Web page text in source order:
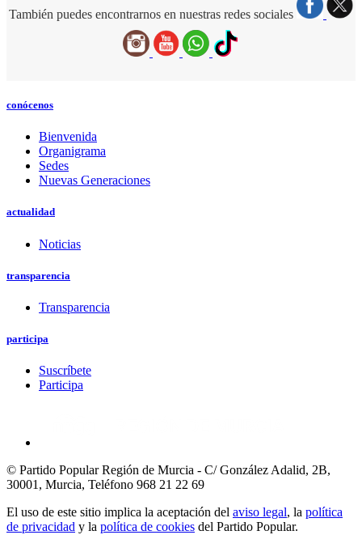
También puedes encontrarnos en nuestras redes sociales
conócenos
Bienvenida
Organigrama
Sedes
Nuevas Generaciones
actualidad
Noticias
transparencia
Transparencia
participa
Suscríbete
Participa
© Partido Popular Región de Murcia - C/ González Adalid, 2B,
30001, Murcia, Teléfono 968 21 22 69
El uso de este sitio implica la aceptación del aviso legal, la política
de privacidad y la política de cookies del Partido Popular.